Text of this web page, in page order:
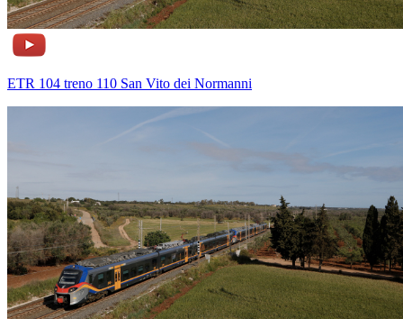
ETR 104 treno 110 San Vito dei Normanni